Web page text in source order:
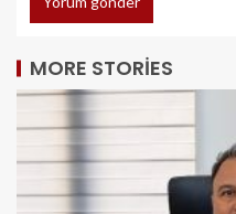
MORE STORIES